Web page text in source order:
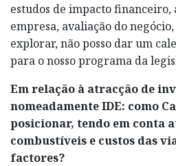
estudos de impacto
empresa, avaliação do
explorar, não posso dar um
para o nosso programa da
Em relação à atracção de
nomeadamente IDE: como
posicionar, tendo em conta
combustíveis e custos das
factores?